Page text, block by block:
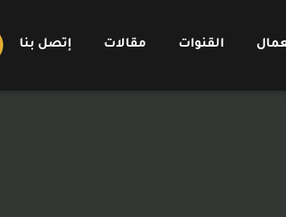
القنوات مقالات إتصل بنا